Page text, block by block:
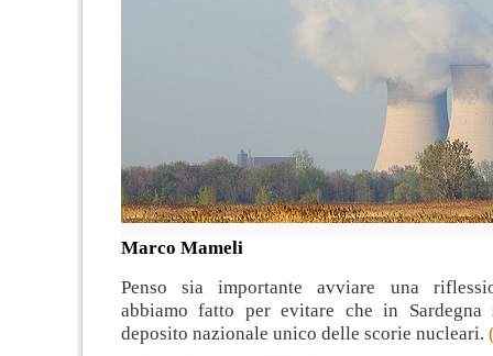
Marco Mameli
Penso sia importante avviare una
abbiamo fatto per evitare che in
deposito nazionale unico delle scorie nucleari.